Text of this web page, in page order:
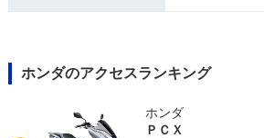
ホンダのアクセスランキング
ホンダ
ＰＣＸ